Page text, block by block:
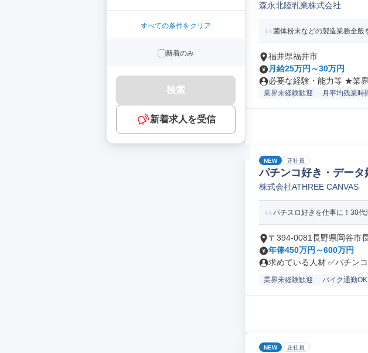
すべての条件をクリア
新着のみ
検索
新着求人を受信
ペレーター/ラインマ
森永北陸乳業株式会社
菌体粉末などの製造業務全般
福井県福井市
月給25万円～30万円
必要な経験・能力等 ★業
業界未経験歓迎 月平均残業時
NEW 正社員
パチンコ好き・デー
株式会社ATHREE CANVAS
パチスロ好きを仕事に！30
〒394-0081長野県岡谷市
年俸450万円～600万円
求めている人材 ✅パチン
業界未経験歓迎 バイク通勤OK
NEW 正社員